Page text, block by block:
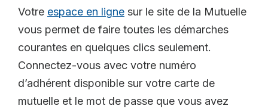
Votre espace en ligne sur le site de la Mutuelle
vous permet de faire toutes les démarches
courantes en quelques clics seulement.
Connectez-vous avec votre numéro
d’adhérent disponible sur votre carte de
mutuelle et le mot de passe que vous avez